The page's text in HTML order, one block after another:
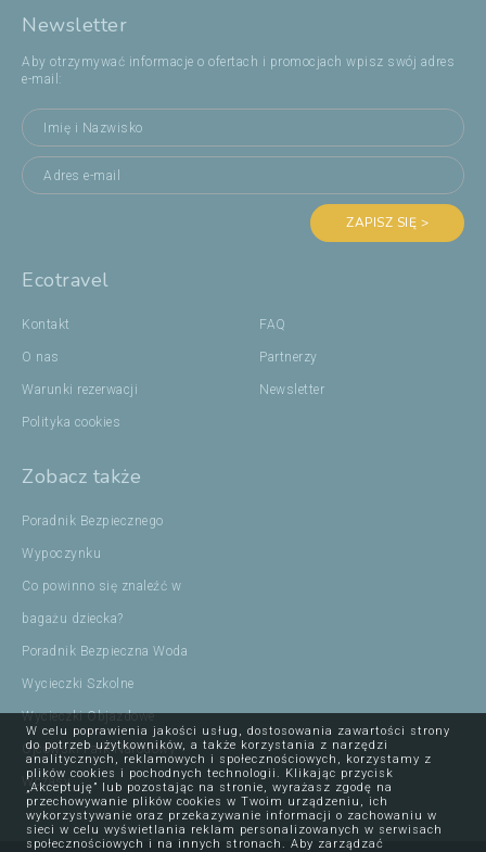
Newsletter
Aby otrzymywać informacje o ofertach i promocjach wpisz swój adres
e-mail:
ZAPISZ SIĘ >
Ecotravel
Kontakt
O nas
Warunki rezerwacji
Polityka cookies
FAQ
Partnerzy
Newsletter
Zobacz także
Poradnik Bezpiecznego
Wypoczynku
Co powinno się znaleźć w
bagażu dziecka?
Poradnik Bezpieczna Woda
Wycieczki Szkolne
Wycieczki Objazdowe
Ojcowski Park Narodowy
Wczasy
W celu poprawienia jakości usług, dostosowania zawartości strony
do potrzeb użytkowników, a także korzystania z narzędzi
analitycznych, reklamowych i społecznościowych, korzystamy z
plików cookies i pochodnych technologii. Klikając przycisk
„Akceptuję” lub pozostając na stronie, wyrażasz zgodę na
przechowywanie plików cookies w Twoim urządzeniu, ich
wykorzystywanie oraz przekazywanie informacji o zachowaniu w
sieci w celu wyświetlania reklam personalizowanych w serwisach
społecznościowych i na innych stronach. Aby zarządzać